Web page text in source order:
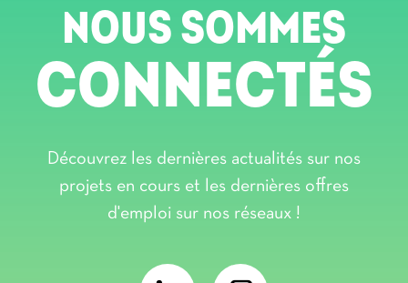
NOUS SOMMES
CONNECTÉS
Découvrez les dernières actualités sur nos
projets en cours et les dernières offres
d'emploi sur nos réseaux !